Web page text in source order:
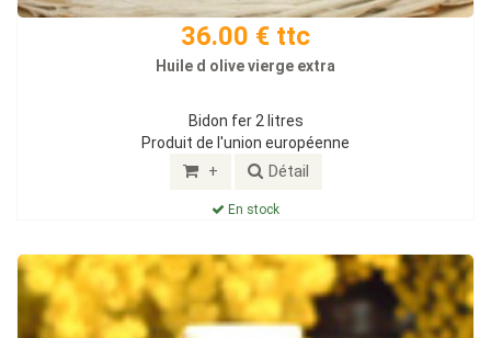
36.00 € ttc
Huile d olive vierge extra
Bidon fer 2 litres
Produit de l'union européenne
+ Détail
En stock